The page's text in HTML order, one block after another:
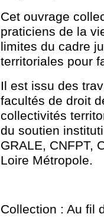
Cet ouvrage
praticiens de la
limites du cadre
territoriales pour
Il est issu des
facultés de droit
collectivités
du soutien
GRALE, CNFPT,
Loire Métropole.
Collection : Au fil